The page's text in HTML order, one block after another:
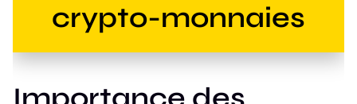
crypto-monnaies